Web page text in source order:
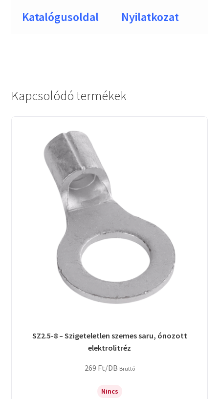
Katalógusoldal Nyilatkozat
Kapcsolódó termékek
SZ2.5-8 – Szigeteletlen szemes saru, ónozott
elektrolitréz
269 Ft/DB Bruttó
Nincs